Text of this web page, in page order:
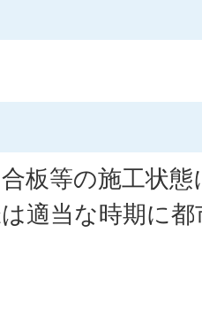
板等の施工状
適当な時期に